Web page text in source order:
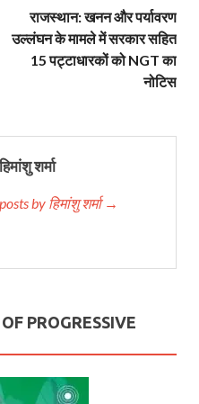
राजस्थान: खनन और पर्यावरण
उल्लंघन के मामले में सरकार सहित
15 पट्टाधारकों को NGT का
नोटिस
शर्मा
by हिमांशु शर्मा →
PROGRESSIVE